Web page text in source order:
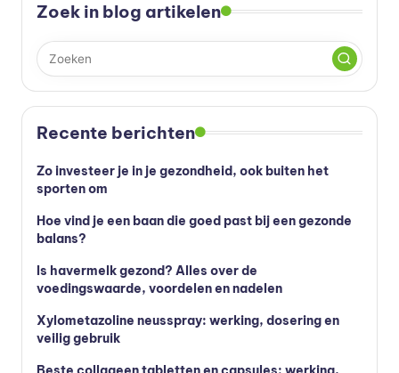
Zoek in blog artikelen
Recente berichten
Zo investeer je in je gezondheid, ook buiten het
sporten om
Hoe vind je een baan die goed past bij een gezonde
balans?
Is havermelk gezond? Alles over de
voedingswaarde, voordelen en nadelen
Xylometazoline neusspray: werking, dosering en
veilig gebruik